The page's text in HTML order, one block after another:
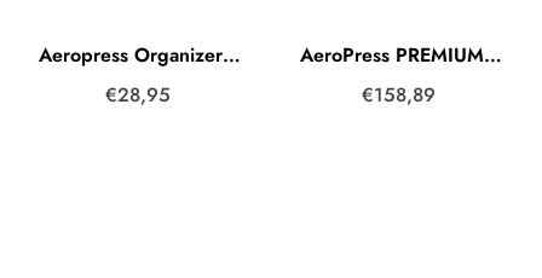
Aeropress Organizer Aufbewahrung Black (Schwarz)
€28,95
AeroPress PREMIUM Glass & Metal
€158,89